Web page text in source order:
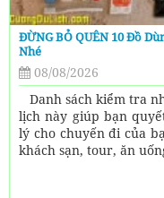
ĐỪNG BỎ QUÊN 10 Đồ
Nhé
08/08/2026
Danh sách kiểm tra
lịch này giúp bạn
lý cho chuyến đi của
khách sạn, tour, ăn